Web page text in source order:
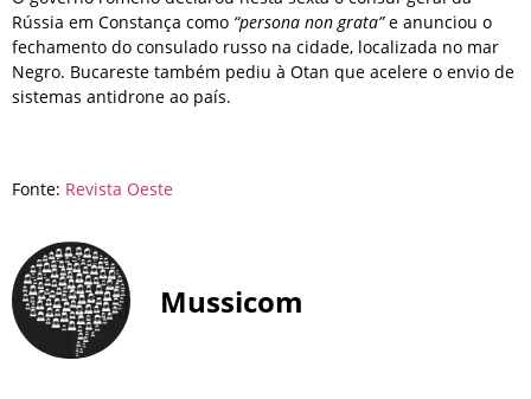
Rússia em Constança como “persona non grata”e anunciou o
fechamento do consulado russo na cidade, localizada no mar
Negro. Bucareste também pediu à Otan que acelere o envio de
sistemas antidrone ao país.
Fonte: Revista Oeste
Mussicom